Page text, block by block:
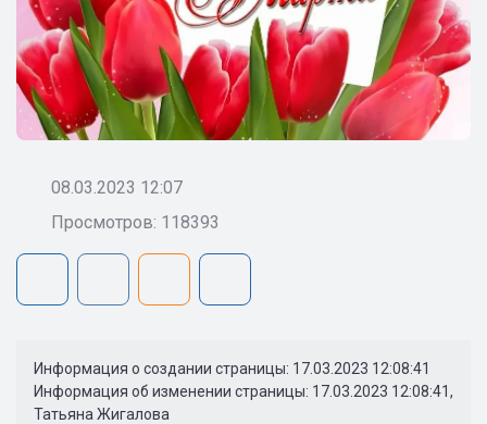
08.03.2023 12:07
Просмотров: 118393
Информация о создании страницы: 17.03.2023 12:08:41
Информация об изменении страницы: 17.03.2023 12:08:41,
Татьяна Жигалова